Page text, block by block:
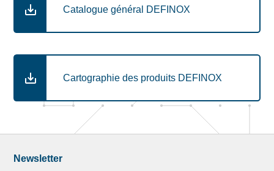
Catalogue général DEFINOX
Cartographie des produits DEFINOX
Newsletter